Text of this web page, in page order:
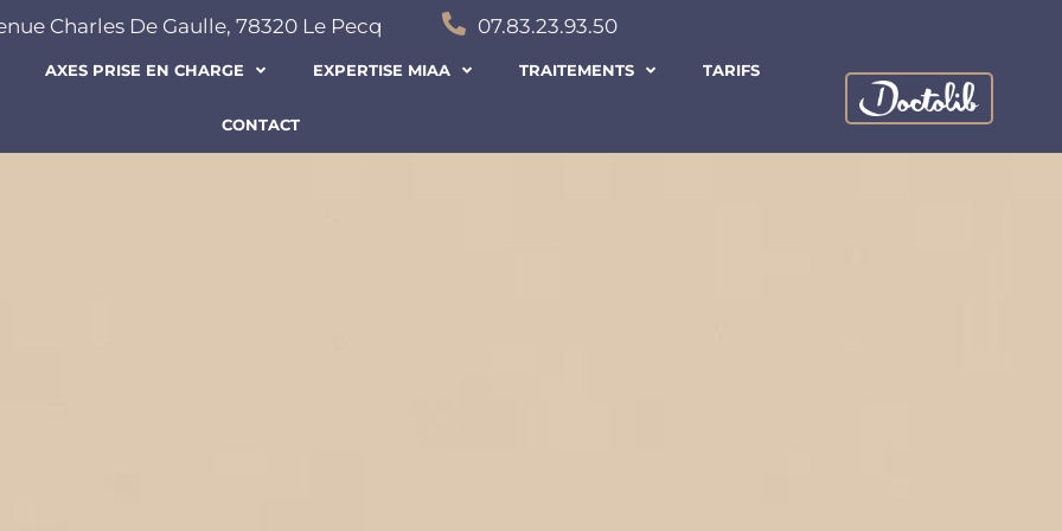
Charles De Gaulle, 78320 Le Pecq 07.83.23.93.50
AXES PRISE EN CHARGE EXPERTISE MIAA TRAITEMENTS TARIFS
CONTACT